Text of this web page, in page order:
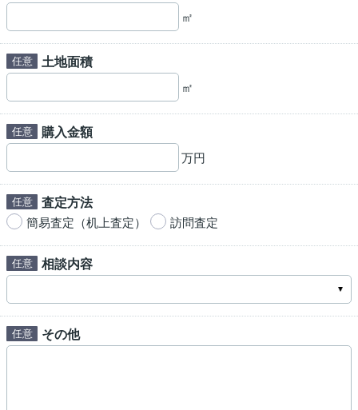
㎡
土地面積
㎡
購入金額
万円
査定方法
簡易査定（机上査定） 訪問査定
相談内容
その他